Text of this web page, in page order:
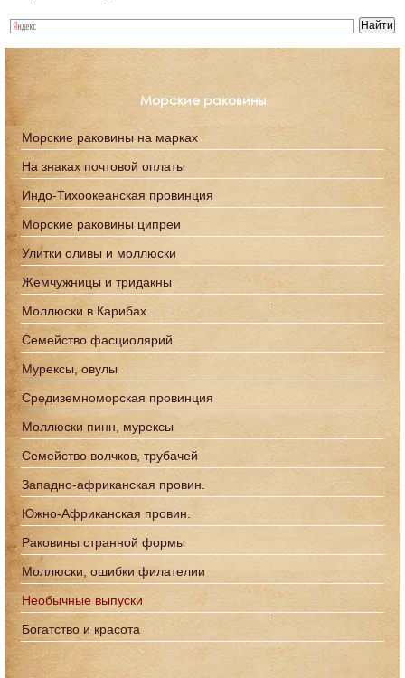
Морские раковины
Морские раковины на марках
На знаках почтовой оплаты
Индо-Тихоокеанская провинция
Морские раковины ципреи
Улитки оливы и моллюски
Жемчужницы и тридакны
Моллюски в Карибах
Семейство фасциолярий
Мурексы, овулы
Средиземноморская провинция
Моллюски пинн, мурексы
Семейство волчков, трубачей
Западно-африканская провин.
Южно-Африканская провин.
Раковины странной формы
Моллюски, ошибки филателии
Необычные выпуски
Богатство и красота